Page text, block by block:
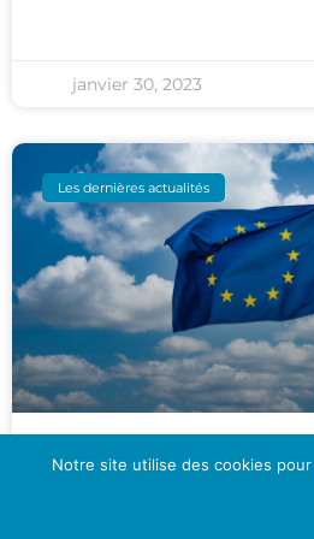
janvier 30, 2023
Les dernières actualités
L’EBA Publie Son
Notre site utilise des cookies